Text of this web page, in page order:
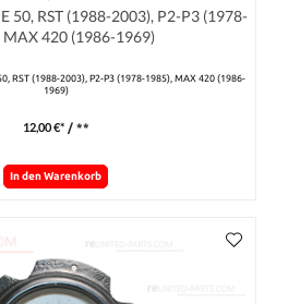
50, RST (1988-2003), P2-P3 (1978-
MAX 420 (1986-1969)
RST (1988-2003), P2-P3 (1978-1985), MAX 420 (1986-
1969)
12,00 €* / **
In den Warenkorb